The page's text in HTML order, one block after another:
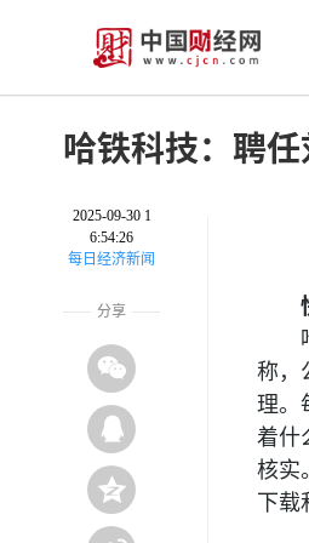
哈铁科技：聘
2025-09-30 1
6:54:26
每日经济新闻
分享
称，
理。
着什
核实
下载